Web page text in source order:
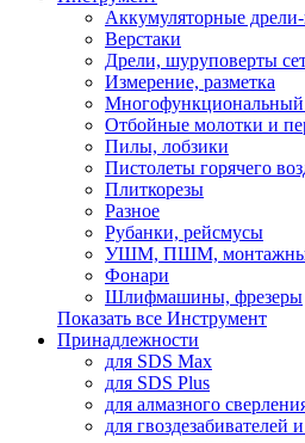
Аккумуляторные
Верстаки
Дрели, шуруповерты
Измерение, разметка
Многофункциональный
Отбойные молотки и
Пилы, лобзики
Пистолеты горячего
Плиткорезы
Разное
Рубанки, рейсмусы
УШМ, ПШМ,
Фонари
Шлифмашины, фрезеры
Показать все Инструмент
Принадлежности
для SDS Max
для SDS Plus
для алмазного
для гвоздезабивателей